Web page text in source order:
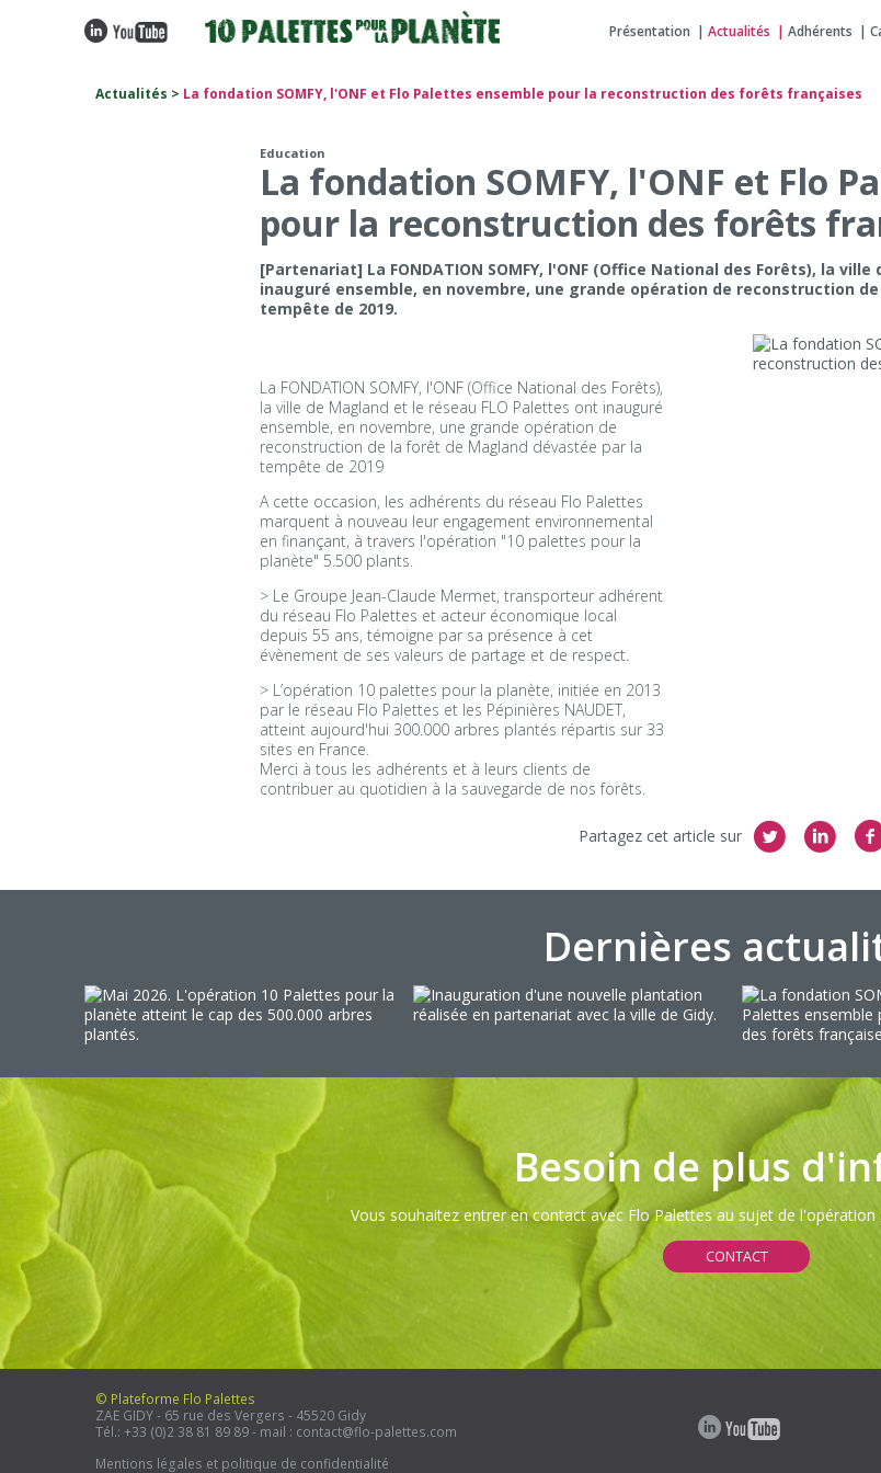
Présentation Actualités Adhérents
Actualités > La fondation SOMFY, l'ONF et Flo Palettes ensemble pour la reconstruction des forêts françaises
Education
La fondation SOMFY, l'ONF et Flo
pour la reconstruction des forêts
[Partenariat] La FONDATION SOMFY, l'ONF (Office National des Forêts), la
inauguré ensemble, en novembre, une grande opération de reconstruction
tempête de 2019.
La FONDATION SOMFY, l'ONF (Office National des Forêts),
la ville de Magland et le réseau FLO Palettes ont inauguré
ensemble, en novembre, une grande opération de
reconstruction de la forêt de Magland dévastée par la
tempête de 2019
A cette occasion, les adhérents du réseau Flo Palettes
marquent à nouveau leur engagement environnemental
en finançant, à travers l'opération "10 palettes pour la
planète" 5.500 plants.
> Le Groupe Jean-Claude Mermet, transporteur adhérent
du réseau Flo Palettes et acteur économique local
depuis 55 ans, témoigne par sa présence à cet
évènement de ses valeurs de partage et de respect.
> L’opération 10 palettes pour la planète, initiée en 2013
par le réseau Flo Palettes et les Pépinières NAUDET,
atteint aujourd'hui 300.000 arbres plantés répartis sur 33
sites en France.
Merci à tous les adhérents et à leurs clients de
contribuer au quotidien à la sauvegarde de nos forêts.
Partagez cet article sur
Dernières
Besoin de plus
Vous souhaitez entrer en contact avec Flo Palettes au sujet de l'opération
CONTACT
© Plateforme Flo Palettes
ZAE GIDY - 65 rue des Vergers - 45520 Gidy
Tél.: +33 (0)2 38 81 89 89- mail : contact@flo-palettes.com
Mentions légales et politique de confidentialité